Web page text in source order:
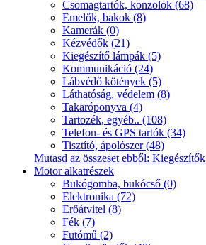
Csomagtartók, konzolok (68)
Emelők, bakok (8)
Kamerák (0)
Kézvédők (21)
Kiegészítő lámpák (5)
Kommunikáció (24)
Lábvédő kötények (5)
Láthatóság, védelem (8)
Takaróponyva (4)
Tartozék, egyéb.. (108)
Telefon- és GPS tartók (34)
Tisztító, ápolószer (48)
Mutasd az összeset ebből: Kiegészítők
Motor alkatrészek
Bukógomba, bukócső (0)
Elektronika (72)
Erőátvitel (8)
Fék (7)
Futómű (2)